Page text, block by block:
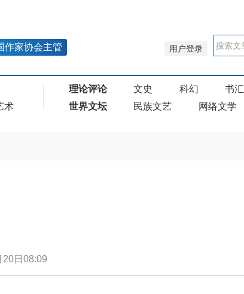
用户登录
作家协会主管
术
理论评论 文史 科幻 书汇
世界文坛
民族文艺 网络文学
20日08:09